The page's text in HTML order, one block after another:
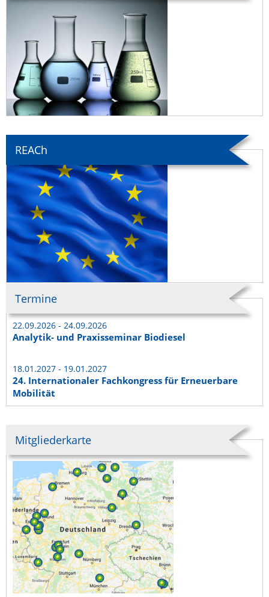
REACh
Termine
22.09.2026 - 24.09.2026
Analytik- und Praxisseminar Biodiesel
18.01.2027 - 19.01.2027
24. Internationaler Fachkongress für Erneuerbare
Mobilität
Mitgliederkarte